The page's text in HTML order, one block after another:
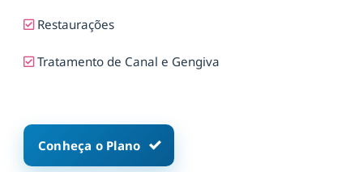
Restaurações
Tratamento de Canal e Gengiva
Conheça o Plano